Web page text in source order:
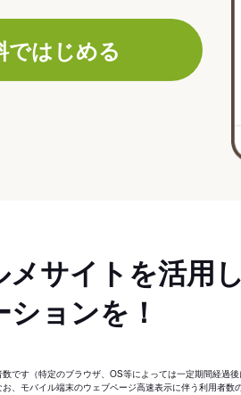
ではじめる
メサイトを活用し
ョンを！
です（特定のブラウザ、OS等によっては一定期間経過
、モバイル端末のウェブページ高速表示に伴う利用者数